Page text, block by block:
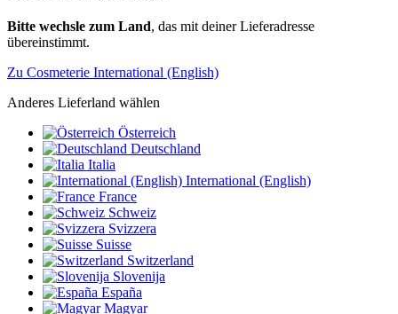
Bitte wechsle zum Land, das mit deiner Lieferadresse
übereinstimmt.
Zu Cosmeterie International (English)
Anderes Lieferland wählen
Österreich
Deutschland
Italia
International (English)
France
Schweiz
Svizzera
Suisse
Switzerland
Slovenija
España
Magyar